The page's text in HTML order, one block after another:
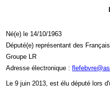
Né(e) le 14/10/1963
Député(e) représentant des
Groupe LR
Adresse électronique :
Le 9 juin 2013, est élu député lors